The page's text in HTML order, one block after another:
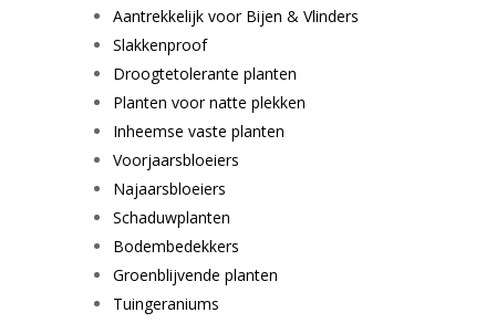
Aantrekkelijk voor Bijen & Vlinders
Slakkenproof
Droogtetolerante planten
Planten voor natte plekken
Inheemse vaste planten
Voorjaarsbloeiers
Najaarsbloeiers
Schaduwplanten
Bodembedekkers
Groenblijvende planten
Tuingeraniums